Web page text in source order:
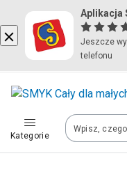
Aplikacja
Jeszcze
telefonu
Kategorie
Polska (Poland)
Twoje zamówienia